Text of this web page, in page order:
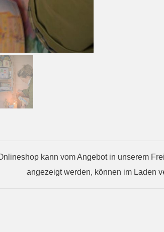
kann vom Angebot in unserem
angezeigt werden, können im Laden